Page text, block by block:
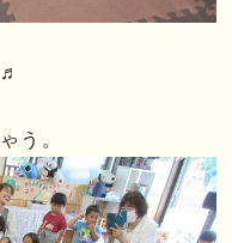
う。